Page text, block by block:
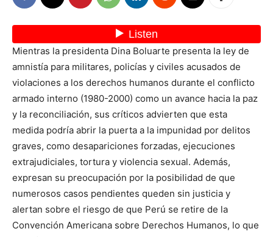
Mientras la presidenta Dina Boluarte presenta la ley de
amnistía para militares, policías y civiles acusados de
violaciones a los derechos humanos durante el conflicto
armado interno (1980-2000) como un avance hacia la paz
y la reconciliación, sus críticos advierten que esta
medida podría abrir la puerta a la impunidad por delitos
graves, como desapariciones forzadas, ejecuciones
extrajudiciales, tortura y violencia sexual. Además,
expresan su preocupación por la posibilidad de que
numerosos casos pendientes queden sin justicia y
alertan sobre el riesgo de que Perú se retire de la
Convención Americana sobre Derechos Humanos, lo que